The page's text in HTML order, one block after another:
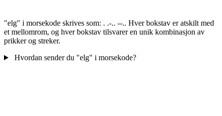
"elg" i morsekode skrives som: . .-.. --.. Hver bokstav er atskilt med
et mellomrom, og hver bokstav tilsvarer en unik kombinasjon av
prikker og streker.
Hvordan sender du "elg" i morsekode?